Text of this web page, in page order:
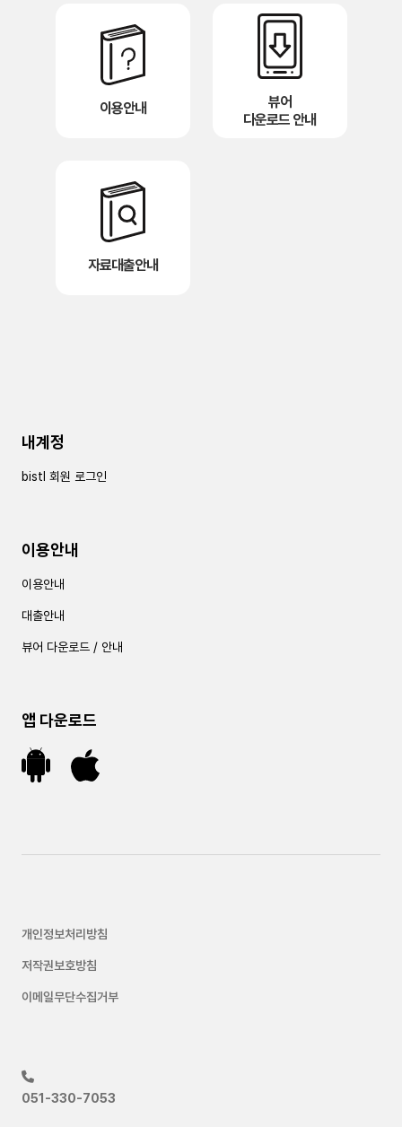
이용안내
뷰어
다운로드 안내
자료대출안내
내계정
bistl 회원 로그인
이용안내
이용안내
대출안내
뷰어 다운로드 / 안내
앱 다운로드
개인정보처리방침
저작권보호방침
이메일무단수집거부
051-330-7053